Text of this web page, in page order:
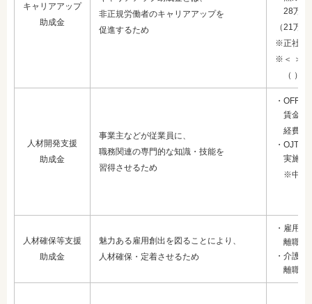
キャリアアップ
助成金
非正規労働者のキャリアアップを
促進するため
28万
（21万
※正社員
※＜ ＞は
（ ）内
人材開発支援
助成金
事業主などが従業員に、
職務関連の専門的な知識・技能を
習得させるため
・OFF-
賃金助
経費助
・OJT：
実施助
※中小
人材確保等支援
助成金
魅力ある雇用創出を図ることにより、
人材確保・定着させるため
・雇用
離職率
・介護
離職率